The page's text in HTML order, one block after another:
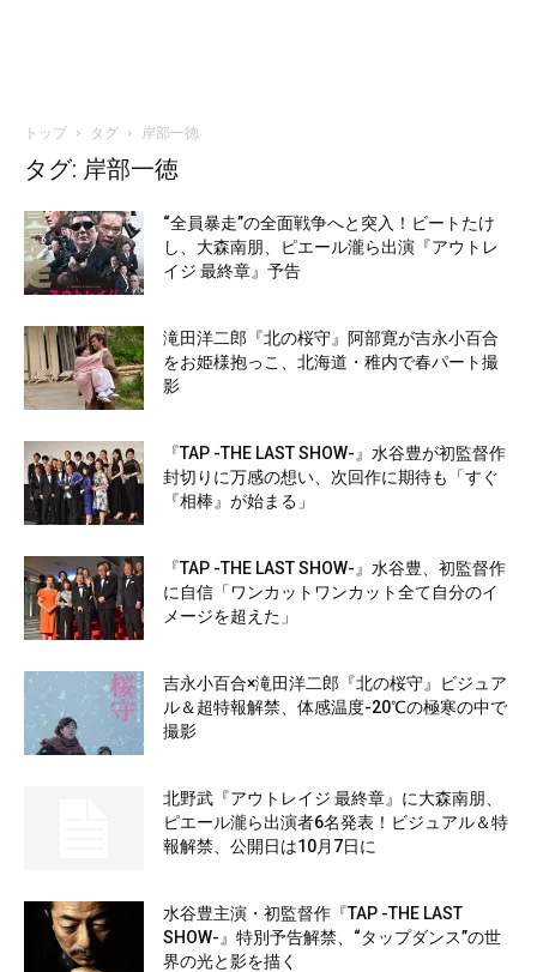
トップ タグ 岸部一徳
タグ: 岸部一徳
“全員暴走”の全面戦争へと突入！ビートたけ
し、大森南朋、ピエール瀧ら出演『アウトレ
イジ 最終章』予告
滝田洋二郎『北の桜守』阿部寛が吉永小百合
をお姫様抱っこ、北海道・稚内で春パート撮
影
『TAP -THE LAST SHOW-』水谷豊が初監督作
封切りに万感の想い、次回作に期待も「すぐ
『相棒』が始まる」
『TAP -THE LAST SHOW-』水谷豊、初監督作
に自信「ワンカットワンカット全て自分のイ
メージを超えた」
吉永小百合×滝田洋二郎『北の桜守』ビジュア
ル＆超特報解禁、体感温度-20℃の極寒の中で
撮影
北野武『アウトレイジ 最終章』に大森南朋、
ピエール瀧ら出演者6名発表！ビジュアル＆特
報解禁、公開日は10月7日に
水谷豊主演・初監督作『TAP -THE LAST
SHOW-』特別予告解禁、“タップダンス”の世
界の光と影を描く